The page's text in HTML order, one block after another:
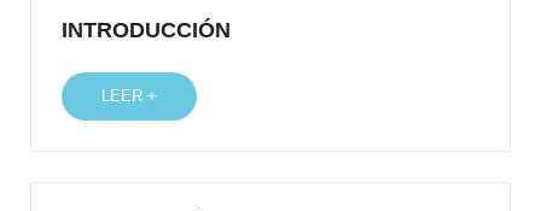
INTRODUCCIÓN
LEER +